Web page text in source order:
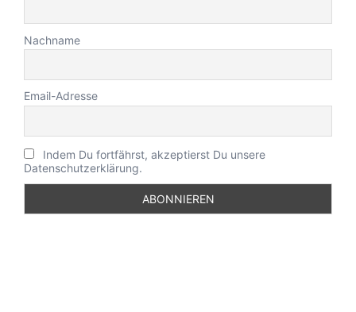
Nachname
Email-Adresse
Indem Du fortfährst, akzeptierst Du unsere
Datenschutzerklärung.